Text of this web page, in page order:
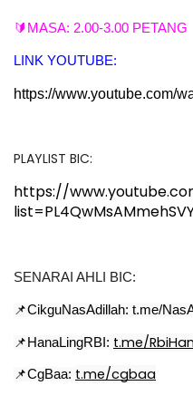
🔰MASA: 2.00-3.00 PETANG
LINK YOUTUBE:
https://www.youtube.com/
PLAYLIST BIC:
https://
SENARAI AHLI BIC:
📌CikguNasAdillah: t.me/
📌HanaLingRBI: t.me/
📌CgBaa: t.me/cgbaa